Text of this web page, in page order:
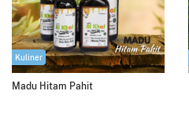
Kuliner
Madu Hitam Pahit